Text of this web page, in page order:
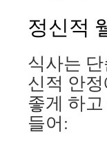
정신적
식사는
신적 안
좋게 하
들어: